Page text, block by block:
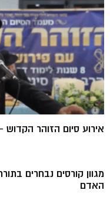
אירוע סיום הזוהר
מגוון קורסים נבחרים
האדם